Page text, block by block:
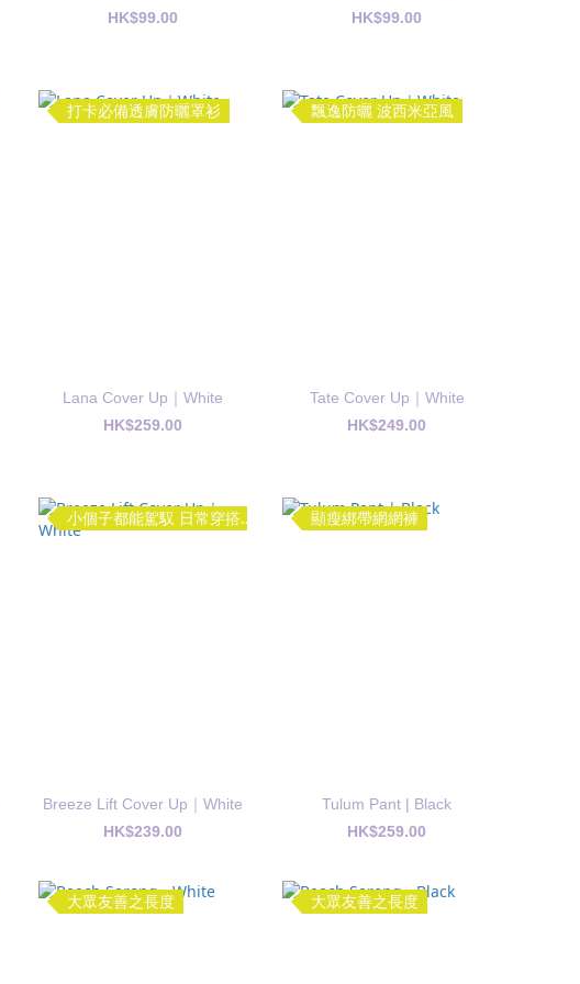
HK$99.00
HK$99.00
打卡必備透膚防曬罩衫
Lana Cover Up｜White
HK$259.00
飄逸防曬 波西米亞風
Tate Cover Up｜White
HK$249.00
小個子都能駕馭 日常穿搭也ok
Breeze Lift Cover Up｜White
HK$239.00
顯瘦綁帶網網褲
Tulum Pant | Black
HK$259.00
大眾友善之長度 大眾友善之長度